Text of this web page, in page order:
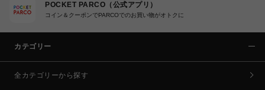
POCKET PARCO（公式アプリ）
コイン＆クーポンでPARCOでのお買い物がオトクに
カテゴリー
全カテゴリーから探す